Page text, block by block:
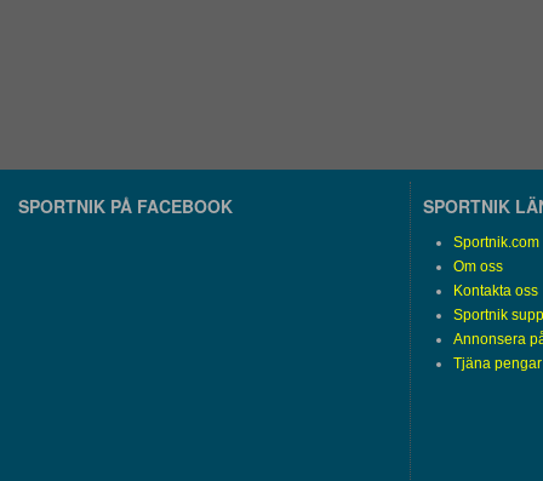
SPORTNIK PÅ FACEBOOK SPORTNIK
Sportnik.com
Om oss
Kontakta oss
Sportnik
Annonsera
Tjäna pengar